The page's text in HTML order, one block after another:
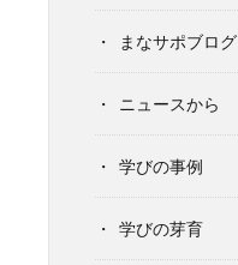
まなサポブログ
ニュースから
学びの事例
学びの芽育